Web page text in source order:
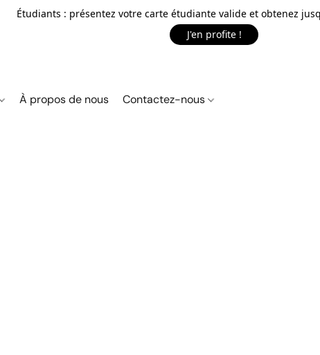
Étudiants : présentez votre carte étudiante valide et obtenez
J'en profite !
À propos de nous Contactez-nous